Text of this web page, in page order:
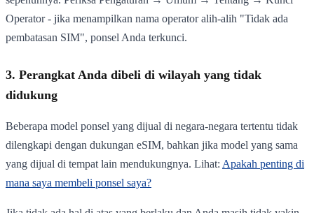
Operator - jika menampilkan nama operator alih-alih "Tidak ada
pembatasan SIM", ponsel Anda terkunci.
3. Perangkat Anda dibeli di wilayah yang tidak
didukung
Beberapa model ponsel yang dijual di negara-negara tertentu tidak
dilengkapi dengan dukungan eSIM, bahkan jika model yang sama
yang dijual di tempat lain mendukungnya. Lihat: Apakah penting di
mana saya membeli ponsel saya?